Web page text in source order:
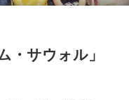
・サウォル」